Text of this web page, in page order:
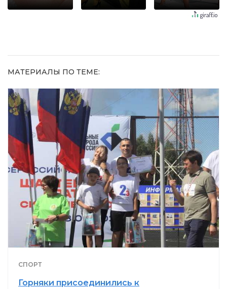
ластиком!
оставит
не раз
МАТЕРИАЛЫ ПО ТЕМЕ:
СПОРТ
Горняки присоединились к